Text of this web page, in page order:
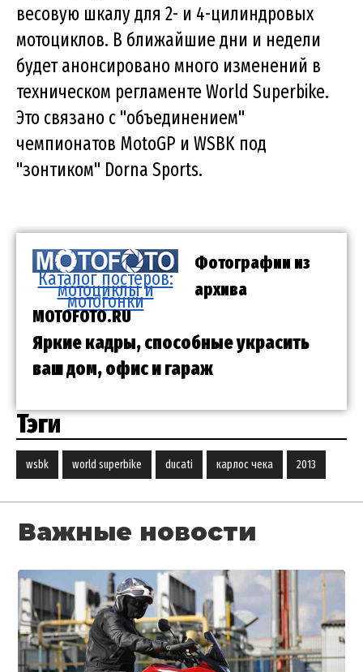
весовую шкалу для 2- и 4-цилиндровых
мотоциклов. В ближайшие дни и недели
будет анонсировано много изменений в
техническом регламенте World Superbike.
Это связано с "объединением"
чемпионатов MotoGP и WSBK под
"зонтиком" Dorna Sports.
Каталог постеров:
мотоциклы и
мотогонки
Фотографии из
архива
MOTOFOTO.RU
Яркие кадры, способные украсить
ваш дом, офис и гараж
Тэги
wsbk world superbike ducati карлос чека 2013
Важные новости